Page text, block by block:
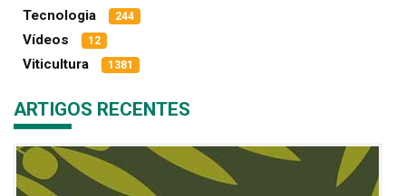
Tecnologia 244
Vídeos 12
Viticultura 1381
ARTIGOS RECENTES